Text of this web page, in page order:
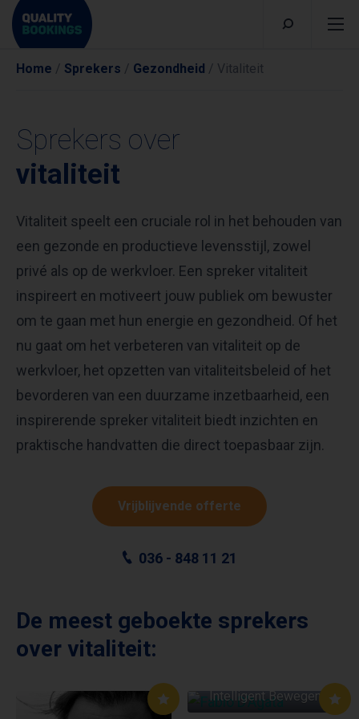
Home / Sprekers / Gezondheid / Vitaliteit
Sprekers over
vitaliteit
Vitaliteit speelt een cruciale rol in het behouden van
een gezonde en productieve levensstijl, zowel
privé als op de werkvloer. Een spreker vitaliteit
inspireert en motiveert jouw publiek om bewuster
om te gaan met hun energie en gezondheid. Of het
nu gaat om het verbeteren van vitaliteit op de
werkvloer, het opzetten van vitaliteitsbeleid of het
bevorderen van een duurzame inzetbaarheid, een
inspirerende spreker vitaliteit biedt inzichten en
praktische handvatten die direct toepasbaar zijn.
Vrijblijvende offerte
036 - 848 11 21
De meest geboekte sprekers
over vitaliteit:
Intelligent Bewegen